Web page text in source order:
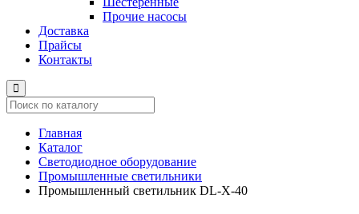
Прочие насосы
Доставка
Прайсы
Контакты
Главная
Каталог
Светодиодное оборудование
Промышленные светильники
Промышленный светильник DL-X-40